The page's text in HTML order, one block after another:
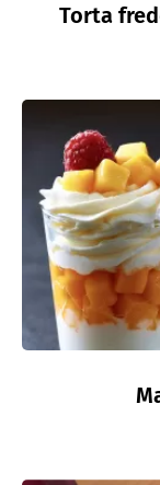
Torta